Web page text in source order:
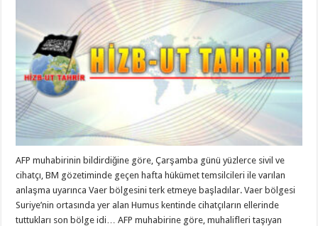
AFP muhabirinin bildirdiğine göre, Çarşamba günü yüzlerce sivil ve
cihatçı, BM gözetiminde geçen hafta hükümet temsilcileri ile varılan
anlaşma uyarınca Vaer bölgesini terk etmeye başladılar. Vaer bölgesi
Suriye’nin ortasında yer alan Humus kentinde cihatçıların ellerinde
tuttukları son bölge idi… AFP muhabirine göre, muhalifleri taşıyan